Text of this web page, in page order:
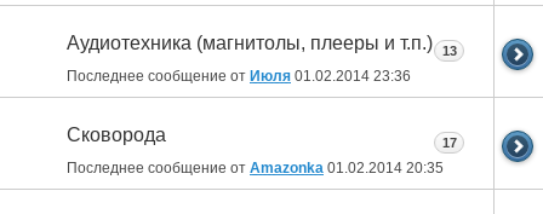
Аудиотехника (магнитолы, плееры и т.п.)
Последнее сообщение от Июля 01.02.2014 23:36
13
Сковорода
Последнее сообщение от Amazonka 01.02.2014 20:35
17